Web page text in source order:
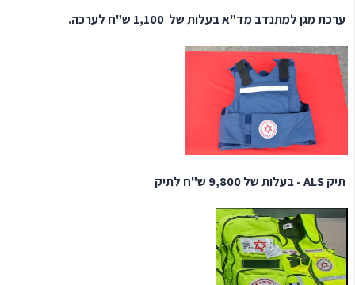
ערכת מגן למתנדב מד"א בעלות של 1,100 ש"ח לערכה.
תיק ALS - בעלות של 9,800 ש"ח לתיק